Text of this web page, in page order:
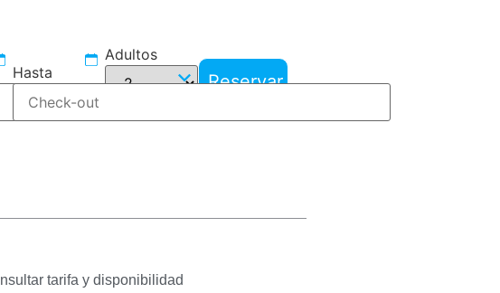
Hasta
Adultos
Reservar
tarifa y disponibilidad